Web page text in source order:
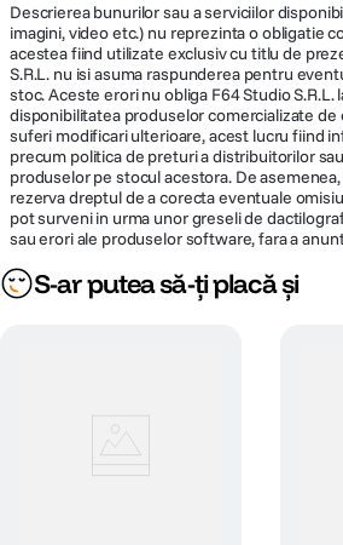
Descrierea bunurilor sau a serviciilor
imagini, video etc.) nu reprezinta o obligatie
acestea fiind utilizate exclusiv cu titlu de
S.R.L. nu isi asuma raspunderea pentru
stoc. Aceste erori nu obliga F64 Studio S.R.L.
disponibilitatea produselor comercializate de
suferi modificari ulterioare, acest lucru fiind
precum politica de preturi a distribuitorilor
produselor pe stocul acestora. De asemenea,
rezerva dreptul de a corecta eventuale
pot surveni in urma unor greseli de
sau erori ale produselor software, fara a
S-ar putea să-ți placă și